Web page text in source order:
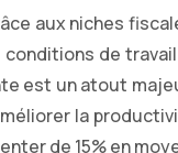
aux niches
de
est un atout
la
de 15% en